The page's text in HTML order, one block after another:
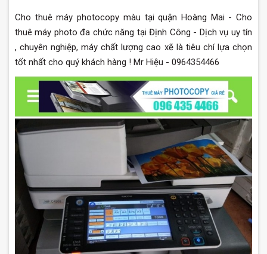
Cho thuê máy photocopy màu tại quận Hoàng Mai - Cho
thuê máy photo đa chức năng tại Định Công - Dịch vụ uy tín
, chuyên nghiệp, máy chất lượng cao xẽ là tiêu chí lựa chọn
tốt nhất cho quý khách hàng ! Mr Hiệu - 0964354466